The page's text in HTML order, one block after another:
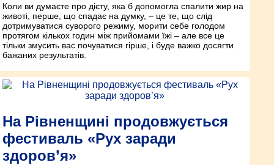
Коли ви думаєте про дієту, яка б допомогла спалити жир на
животі, перше, що спадає на думку, – це те, що слід
дотримуватися суворого режиму, морити себе голодом
протягом кількох годин між прийомами їжі – але все це
тільки змусить вас почуватися гірше, і буде важко досягти
бажаних результатів.
На Рівненщині продовжується
фестиваль «Рух заради
здоров’я»